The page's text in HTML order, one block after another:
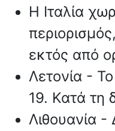
Η Ιταλία
εκτός από
Λετονία -
19. Κατά τη
Λιθουανία